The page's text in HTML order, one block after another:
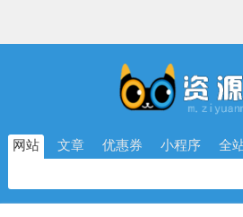
网站 文章 优惠券 小程序 全